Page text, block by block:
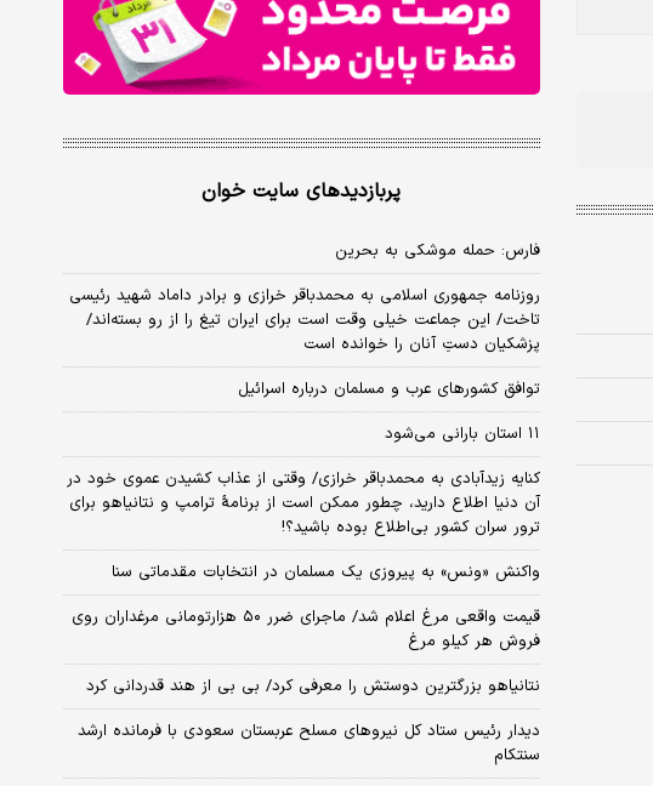
پربازدیدهای سایت خوان
فارس: حمله موشکی به بحرین
روزنامه جمهوری اسلامی به محمدباقر خرازی و برادر داماد شهید رئیسی
تاخت/ این جماعت خیلی وقت است برای ایران تیغ را از رو بسته‌اند/
پزشکیان دستِ آنان را خوانده است
توافق کشورهای عرب و مسلمان درباره اسرائیل
۱۱ استان بارانی می‌شود
کنایه زیدآبادی به محمدباقر خرازی/ وقتی از عذاب کشیدن عموی خود در
آن دنیا اطلاع دارید، چطور ممکن است از برنامهٔ ترامپ و نتانیاهو برای
ترور سران کشور بی‌اطلاع بوده باشید؟!
واکنش «ونس» به پیروزی یک مسلمان در انتخابات مقدماتی سنا
قیمت واقعی مرغ اعلام شد/ ماجرای ضرر ۵۰ هزارتومانی مرغداران روی
فروش هر کیلو مرغ
نتانیاهو بزرگترین دوستش را معرفی کرد/ بی بی از هند قدردانی کرد
دیدار رئیس ستاد کل نیروهای مسلح عربستان سعودی با فرمانده ارشد
سنتکام